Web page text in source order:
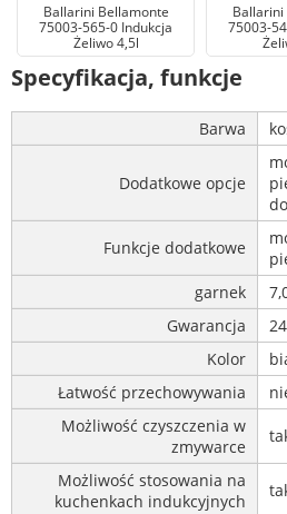
Ballarini Bellamonte
75003-565-0 Indukcja
Żeliwo 4,5l
75003-
Specyfikacja, funkcje
Barwa
Dodatkowe opcje
Funkcje dodatkowe
garnek
Gwarancja
Kolor
Łatwość przechowywania
Możliwość czyszczenia w
zmywarce
Możliwość stosowania na
kuchenkach indukcyjnych